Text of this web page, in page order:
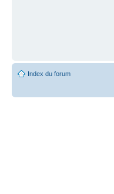
Index du forum